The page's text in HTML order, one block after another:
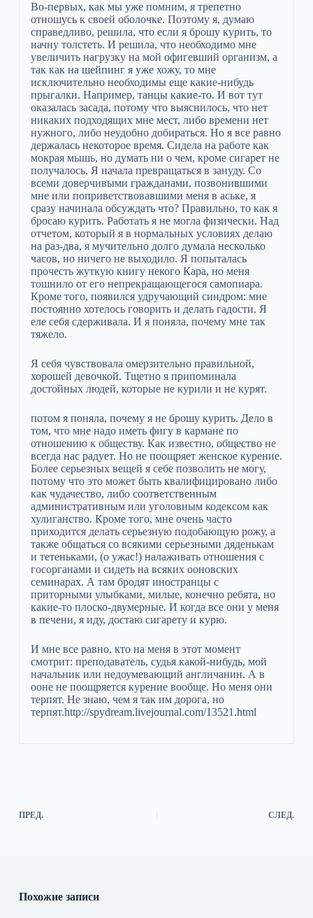
Во-первых, как мы уже помним, я трепетно
отношусь к своей оболочке. Поэтому я, думаю
справедливо, решила, что если я брошу курить, то
начну толстеть. И решила, что необходимо мне
увеличить нагрузку на мой офигевший организм, а
так как на шейпинг я уже хожу, то мне
исключительно необходимы еще какие-нибудь
прыгалки. Например, танцы какие-то. И вот тут
оказалась засада, потому что выяснилось, что нет
никаких подходящих мне мест, либо времени нет
нужного, либо неудобно добираться. Но я все равно
держалась некоторое время. Сидела на работе как
мокрая мышь, но думать ни о чем, кроме сигарет не
получалось. Я начала превращаться в зануду. Со
всеми доверчивыми гражданами, позвонившими
мне или поприветствовавшими меня в аське, я
сразу начинала обсуждать что? Правильно, то как я
бросаю курить. Работать я не могла физически. Над
отчетом, который я в нормальных условиях делаю
на раз-два, я мучительно долго думала несколько
часов, но ничего не выходило. Я попыталась
прочесть жуткую книгу некого Кара, но меня
тошнило от его непрекращающегося самопиара.
Кроме того, появился удручающий синдром: мне
постоянно хотелось говорить и делать гадости. Я
еле себя сдерживала. И я поняла, почему мне так
тяжело.
Я себя чувствовала омерзительно правильной,
хорошей девочкой. Тщетно я припоминала
достойных людей, которые не курили и не курят.
потом я поняла, почему я не брошу курить. Дело в
том, что мне надо иметь фигу в кармане по
отношению к обществу. Как известно, общество не
всегда нас радует. Но не поощряет женское курение.
Более серьезных вещей я себе позволить не могу,
потому что это может быть квалифицировано либо
как чудачество, либо соответственным
административным или уголовным кодексом как
хулиганство. Кроме того, мне очень часто
приходится делать серьезную подобающую рожу, а
также общаться со всякими серьезными дяденькам
и тетеньками, (о ужас!) налаживать отношения с
госорганами и сидеть на всяких ооновских
семинарах. А там бродят иностранцы с
приторными улыбками, милые, конечно ребята, но
какие-то плоско-двумерные. И когда все они у меня
в печени, я иду, достаю сигарету и курю.
И мне все равно, кто на меня в этот момент
смотрит: преподаватель, судья какой-нибудь, мой
начальник или недоумевающий англичанин. А в
ооне не поощряется курение вообще. Но меня они
терпят. Не знаю, чем я так им дорога, но
терпят.http://spydream.livejournal.com/13521.html
ПРЕД. СЛЕД.
Похожие записи